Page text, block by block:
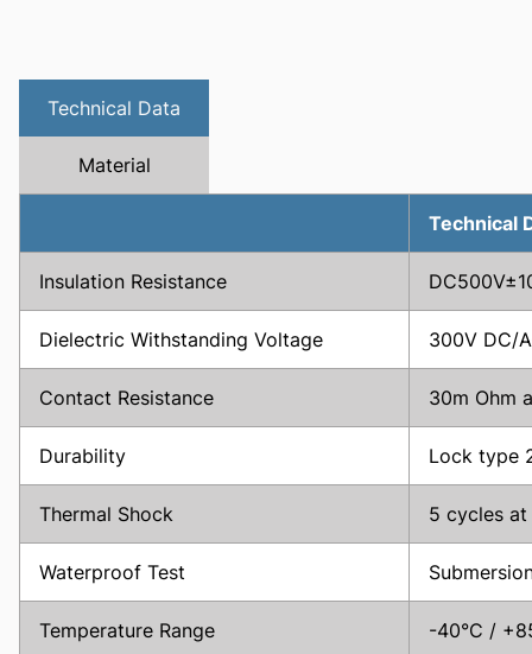
Technical Data
Material
Technical
Insulation Resistance
Dielectric Withstanding Voltage 300V DC/
Contact Resistance 30m Ohm
Durability Lock type
Thermal Shock 5 cycles at
Waterproof Test
Temperature Range -40°C /